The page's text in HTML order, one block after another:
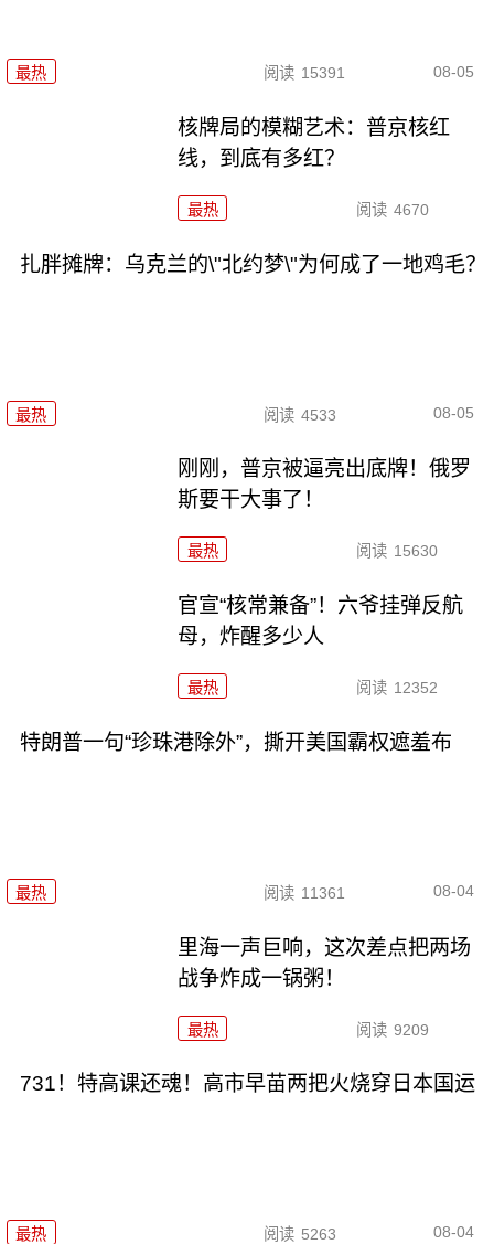
最热 阅读 15391 08-05
核牌局的模糊艺术：普京核红
线，到底有多红？
最热 阅读 4670
扎胖摊牌：乌克兰的\"北约梦\"为何成了一地鸡毛？
最热 阅读 4533 08-05
刚刚，普京被逼亮出底牌！俄罗
斯要干大事了！
最热 阅读 15630
官宣“核常兼备”！六爷挂弹反航
母，炸醒多少人
最热 阅读 12352
特朗普一句“珍珠港除外”，撕开美国霸权遮羞布
最热 阅读 11361 08-04
里海一声巨响，这次差点把两场
战争炸成一锅粥！
最热 阅读 9209
731！特高课还魂！高市早苗两把火烧穿日本国运
最热 阅读 5263 08-04